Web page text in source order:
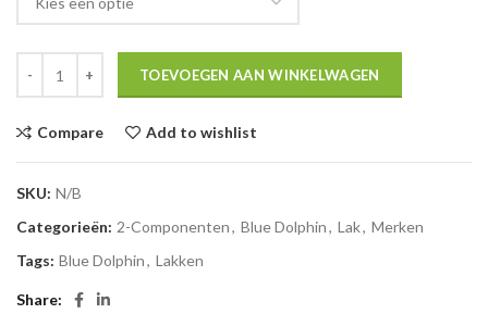
TOEVOEGEN AAN WINKELWAGEN
Compare Add to wishlist
SKU: N/B
Categorieën: 2-Componenten, Blue Dolphin, Lak, Merken
Tags: Blue Dolphin, Lakken
Share